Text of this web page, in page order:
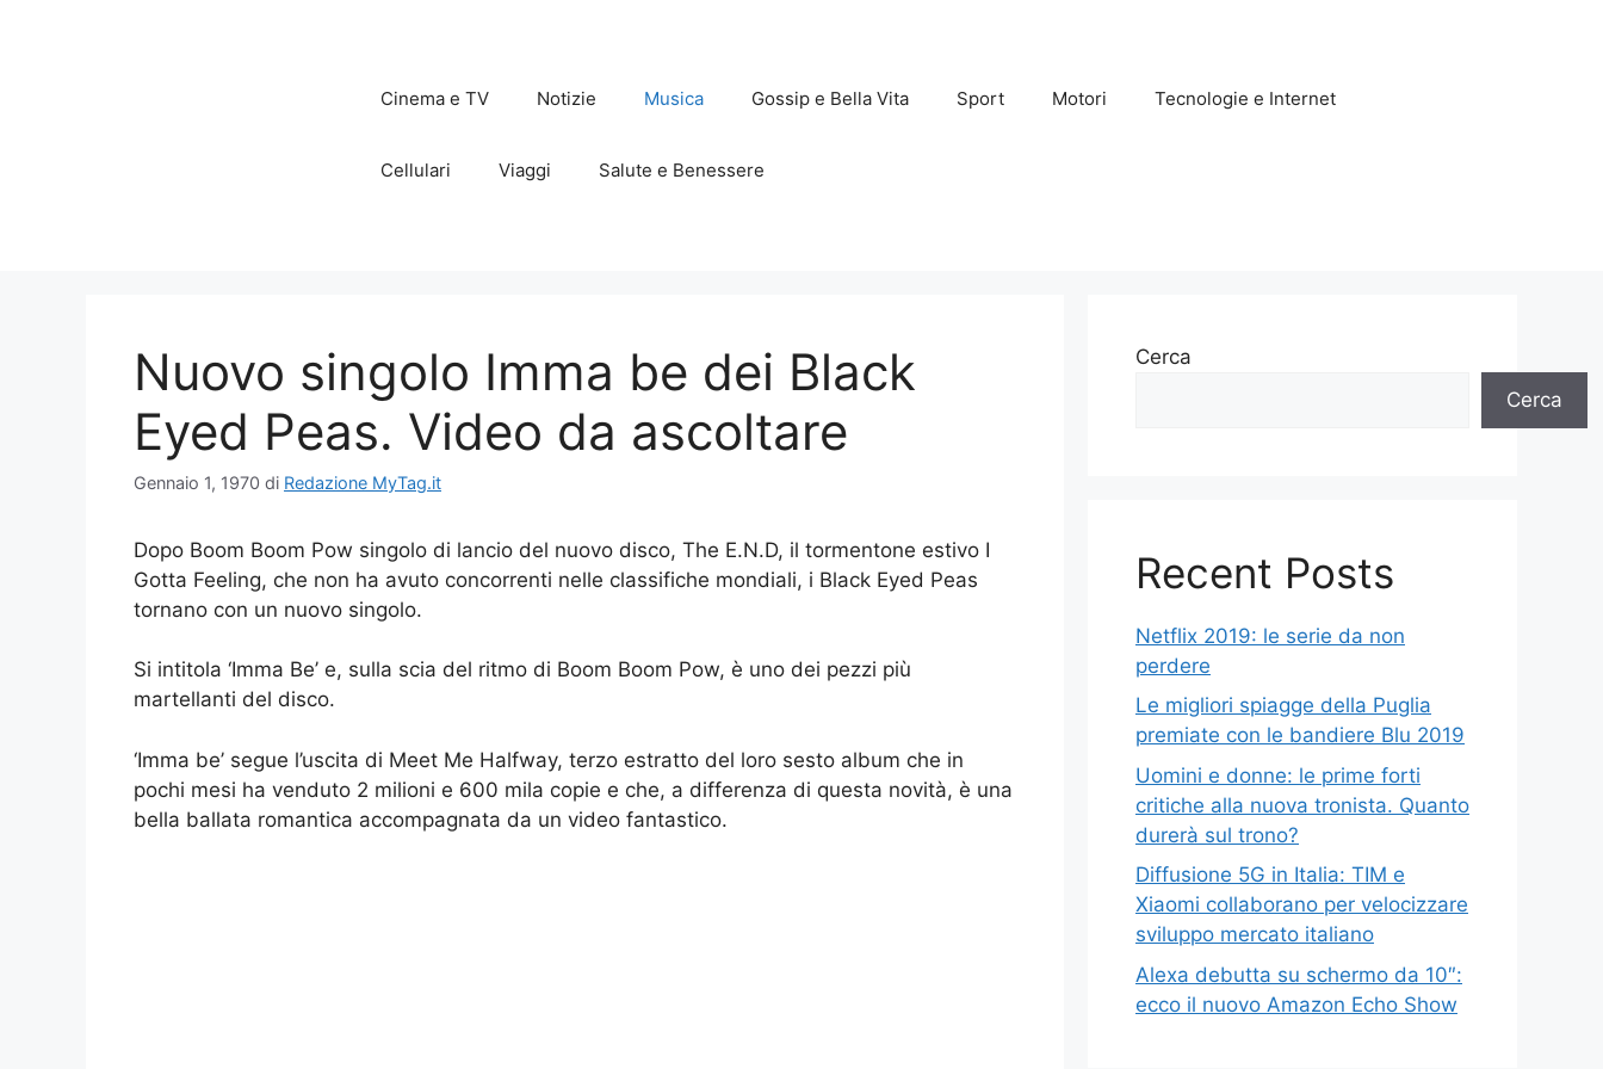
Cinema e TV Notizie Musica Gossip e Bella Vita Sport Motori Tecnologie e Internet
Cellulari Viaggi Salute e Benessere
Nuovo singolo Imma be dei Black
Eyed Peas. Video da ascoltare
Gennaio 1, 1970 di Redazione MyTag.it
Dopo Boom Boom Pow singolo di lancio del nuovo disco, The E.N.D, il tormentone estivo I
Gotta Feeling, che non ha avuto concorrenti nelle classifiche mondiali, i Black Eyed Peas
tornano con un nuovo singolo.
Si intitola ‘Imma Be’ e, sulla scia del ritmo di Boom Boom Pow, è uno dei pezzi più
martellanti del disco.
‘Imma be’ segue l’uscita di Meet Me Halfway, terzo estratto del loro sesto album che in
pochi mesi ha venduto 2 milioni e 600 mila copie e che, a differenza di questa novità, è una
bella ballata romantica accompagnata da un video fantastico.
Cerca
Cerca
Recent Posts
Netflix 2019: le serie da non
perdere
Le migliori spiagge della Puglia
premiate con le bandiere Blu 2019
Uomini e donne: le prime forti
critiche alla nuova tronista. Quanto
durerà sul trono?
Diffusione 5G in Italia: TIM e
Xiaomi collaborano per velocizzare
sviluppo mercato italiano
Alexa debutta su schermo da 10″:
ecco il nuovo Amazon Echo Show